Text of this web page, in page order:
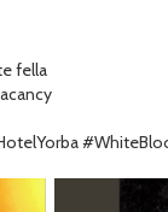
fella